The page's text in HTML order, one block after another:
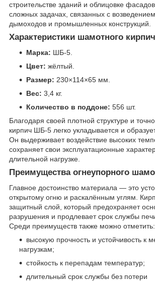
строительстве зданий и облицовке
сложных задачах, связанных с
дымоходов и промышленных конструкций.
Характеристики шамотного
Марка: ШБ-5.
Цвет: жёлтый.
Размер: 230×114×65 мм.
Вес: 3,4 кг.
Количество в поддоне: 556 шт.
Благодаря своей плотной структуре и
кирпич ШБ-5 легко укладывается и
Он выдерживает воздействие высоких
сохраняет свои эксплуатационные
длительной нагрузке.
Преимущества огнеупорного
Главное достоинство материала — это
открытому огню и раскалённым углям.
защитный слой, который предохраняет
разрушения и продлевает срок службы
Среди преимуществ также можно отметить:
высокую прочность и устойчивость к
нагрузкам;
стойкость к перепадам температур;
длительный срок службы без потери